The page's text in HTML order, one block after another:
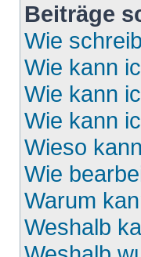
Beiträge
Wie
Wie kann
Wie kann
Wie kann
Wieso
Wie
Warum
Weshalb